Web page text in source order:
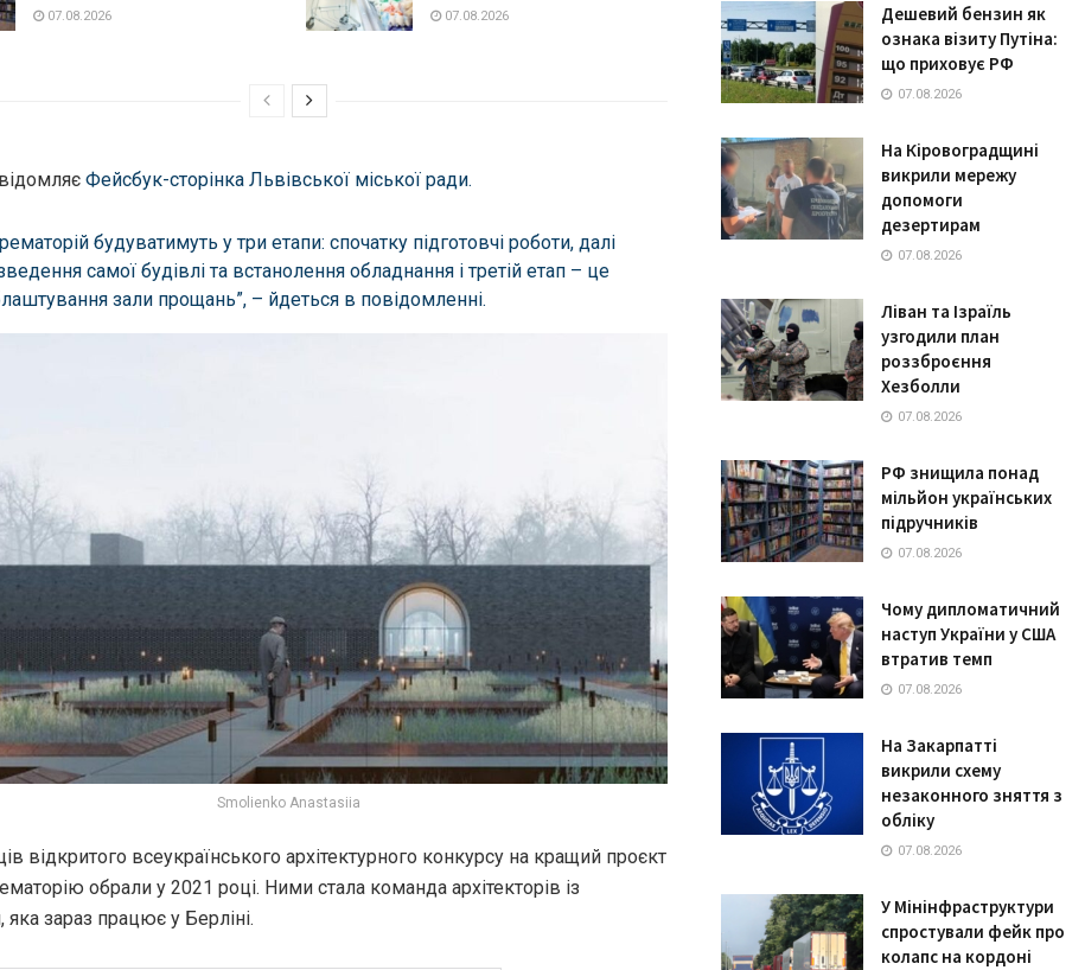
07.08.2026 07.08.2026
Фейсбук-сторінка Львівської міської ради.
будуватимуть у три етапи: спочатку підготовчі роботи, далі
самої будівлі та встанолення обладнання і третій етап – це
зали прощань”, – йдеться в повідомленні.
Smolienko Anastasiia
відкритого всеукраїнського архітектурного конкурсу на кращий проєкт
обрали у 2021 році. Ними стала команда архітекторів із
яка зараз працює у Берліні.
Дешевий бензин як
ознака візиту Путіна:
що приховує РФ
07.08.2026
На Кіровоградщині
викрили мережу
допомоги
дезертирам
07.08.2026
Ліван та Ізраїль
узгодили план
роззброєння
Хезболли
07.08.2026
РФ знищила понад
мільйон українських
підручників
07.08.2026
Чому дипломатичний
наступ України у США
втратив темп
07.08.2026
На Закарпатті
викрили схему
незаконного зняття з
обліку
07.08.2026
У Мінінфраструктури
спростували фейк про
колапс на кордоні